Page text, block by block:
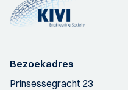
Bezoekadres
Prinsessegracht 23